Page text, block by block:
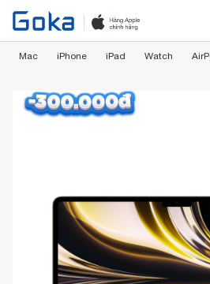
Mac iPhone iPad Watch